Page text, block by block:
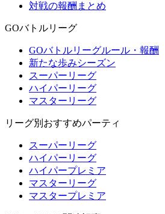
対戦の報酬まとめ
GOバトルリーグ
GOバトルリーグルール・報酬
新たな歩みシーズン
スーパーリーグ
ハイパーリーグ
マスターリーグ
リーグ別おすすめパーティ
スーパーリーグ
ハイパーリーグ
ハイパープレミア
マスターリーグ
マスタープレミア